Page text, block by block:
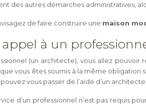
des autres démarches administratives,
de faire construire une maison
à un
(un architecte), vous allez
vous êtes soumis à la même obligation
vous passer de l’aide d’un architecte.
d’un professionnel n’est pas requis